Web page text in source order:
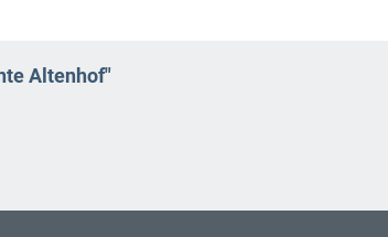
Altenhof"